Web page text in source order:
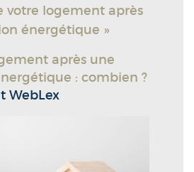
votre logement après
énergétique »
après une
: combien ?
WebLex